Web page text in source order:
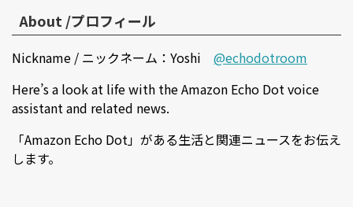
About /プロフィール
Nickname / ニックネーム：Yoshi @echodotroom
Here’s a look at life with the Amazon Echo Dot voice
assistant and related news.
「Amazon Echo Dot」がある生活と関連ニュースをお伝え
します。